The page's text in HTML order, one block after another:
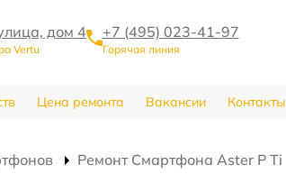
дом 4
Vertu
+7 (495) 023-41-97
Горячая линия
Цена ремонта Вакансии Контакты
Ремонт Смартфона Aster P Ti